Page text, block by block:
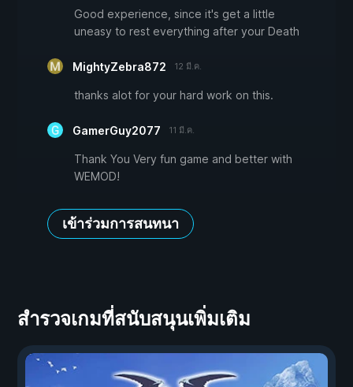
Good experience, since it's get a little
uneasy to rest everything after your Death
MightyZebra872 12 มี.ค.
thanks alot for your hard work on this.
GamerGuy2077 11 มี.ค.
Thank You Very fun game and better with
WEMOD!
เข้าร่วมการสนทนา
สำรวจเกมที่สนับสนุนเพิ่มเติม